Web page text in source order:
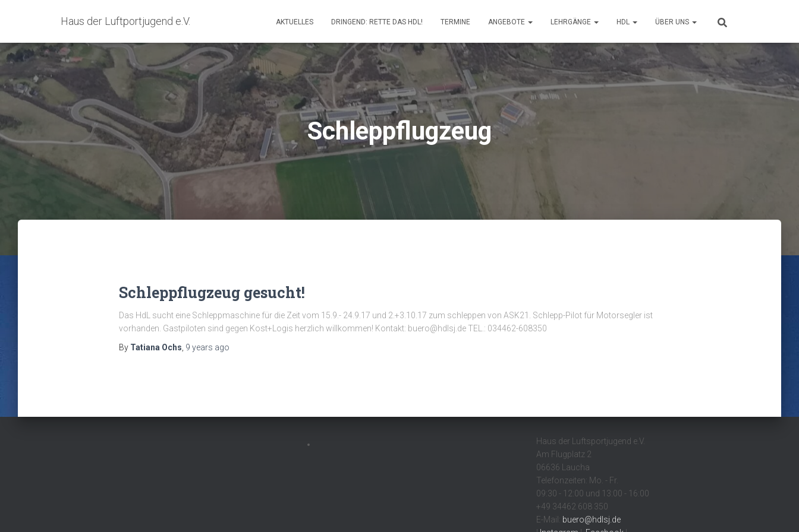
Haus der Luftportjugend e.V. AKTUELLES DRINGEND: RETTE DAS HDL! TERMINE ANGEBOTE LEHRGÄNGE HDL ÜBER UNS
Schleppflugzeug
Schleppflugzeug gesucht!
Das HdL sucht eine Schleppmaschine für die Zeit vom 15.9.- 24.9.17 und 2.+3.10.17 zum schleppen von ASK21. Schlepp-Pilot für Motorsegler ist
vorhanden. Gastpiloten sind gegen Kost+Logis herzlich willkommen! Kontakt: buero@hdlsj.de TEL.: 034462-608350
By Tatiana Ochs 9 years ago
Haus der Luftsportjugend e.V.
Am Flugplatz 2
06636 Laucha
Telefonzeiten: Mo. - Fr.
09:30 - 12:00 und 13:00 - 16:00
+49 34462 608 350
E-Mail: buero@hdlsj.de